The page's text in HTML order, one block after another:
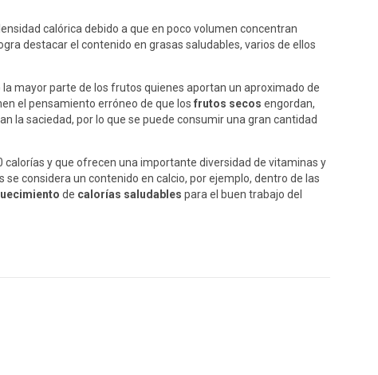
calórica debido a que en poco volumen concentran
destacar el contenido en grasas saludables, varios de ellos
mayor parte de los frutos quienes aportan un aproximado de
el pensamiento erróneo de que los frutos secos engordan,
la saciedad, por lo que se puede consumir una gran cantidad
y que ofrecen una importante diversidad de vitaminas y
se considera un contenido en calcio, por ejemplo, dentro de las
de calorías saludables para el buen trabajo del